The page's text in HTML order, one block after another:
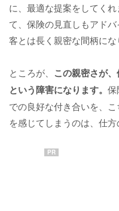
に、最適な提案をしてく
て、保険の見直しもアド
客とは長く親密な間柄にな
ところが、 この親密さが
という障害になります。 保
での良好な付き合いを、
を感じてしまうのは、仕方
PR